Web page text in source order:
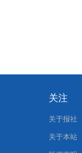
关注
关于报社
关于本站